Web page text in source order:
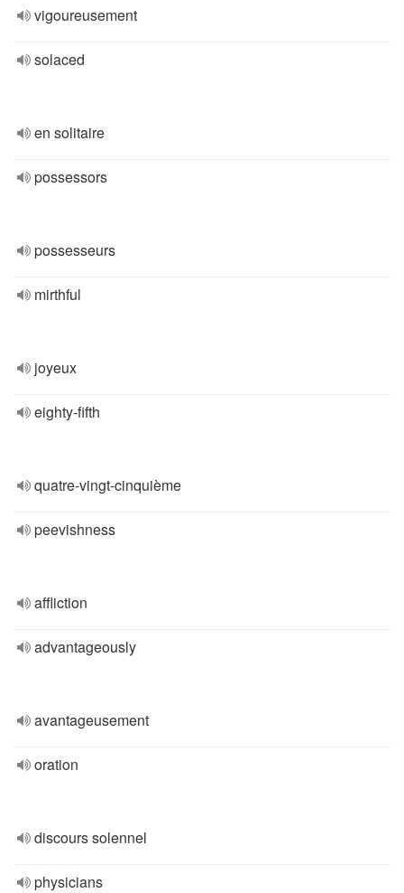
vigoureusement
solaced
en solitaire
possessors
possesseurs
mirthful
joyeux
eighty-fifth
quatre-vingt-cinquième
peevishness
affliction
advantageously
avantageusement
oration
discours solennel
physicians